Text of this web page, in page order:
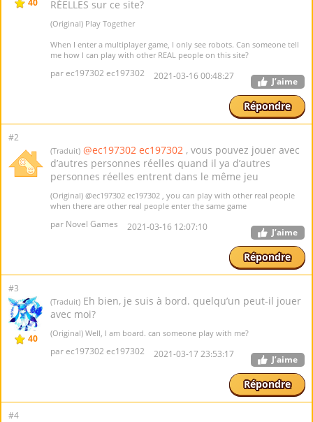
40
RÉELLES sur ce site?
(Original) Play Together
When I enter a multiplayer game, I only see robots. Can someone tell
me how I can play with other REAL people on this site?
par ec197302 ec197302 2021-03-16 00:48:27 J’aime
Répondre
#2
(Traduit) @ec197302 ec197302 , vous pouvez jouer avec
d’autres personnes réelles quand il ya d’autres
personnes réelles entrent dans le même jeu
(Original) @ec197302 ec197302 , you can play with other real people
when there are other real people enter the same game
par Novel Games 2021-03-16 12:07:10 J’aime
Répondre
#3
40
(Traduit) Eh bien, je suis à bord. quelqu’un peut-il jouer
avec moi?
(Original) Well, I am board. can someone play with me?
par ec197302 ec197302 2021-03-17 23:53:17 J’aime
Répondre
#4